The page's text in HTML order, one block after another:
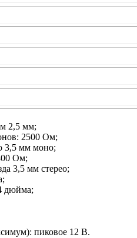
2,5 мм;
2500 Ом;
3,5 мм моно;
Ом;
3,5 мм стерео;
дюйма;
пиковое 12 В.